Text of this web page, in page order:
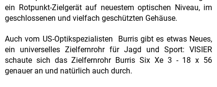
ein Rotpunkt-Zielgerät auf neuestem optischen Niveau, im
geschlossenen und vielfach geschützten Gehäuse.
Auch vom US-Optikspezialisten Burris gibt es etwas Neues,
ein universelles Zielfernrohr für Jagd und Sport: VISIER
schaute sich das Zielfernrohr Burris Six Xe 3 - 18 x 56
genauer an und natürlich auch durch.